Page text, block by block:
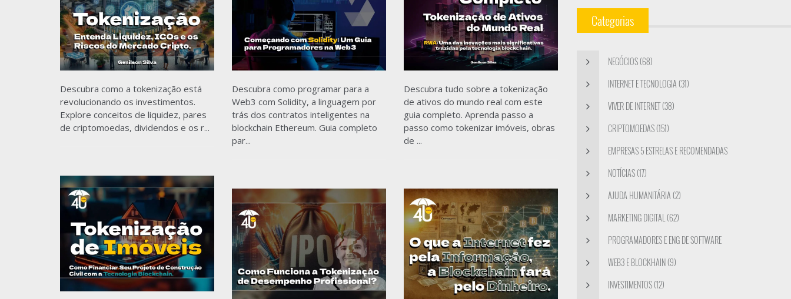
Descubra como a tokenização está
revolucionando os investimentos.
Explore conceitos de liquidez, pares
de criptomoedas, dividendos e os r...
Descubra como programar para a
Web3 com Solidity, a linguagem por
trás dos contratos inteligentes na
blockchain Ethereum. Guia completo
par...
Descubra tudo sobre a tokenização
de ativos do mundo real com este
guia completo. Aprenda passo a
passo como tokenizar imóveis, obras
de ...
Categorias
NEGÓCIOS (68)
INTERNET E TECNOLOGIA (31)
VIVER DE INTERNET (38)
CRIPTOMOEDAS (151)
EMPRESAS 5 ESTRELAS E RECOMENDADAS
NOTÍCIAS (17)
AJUDA HUMANITÁRIA (2)
MARKETING DIGITAL (62)
PROGRAMADORES E ENG DE SOFTWARE
(12)
WEB3 E BLOCKHAIN (9)
INVESTIMENTOS (12)